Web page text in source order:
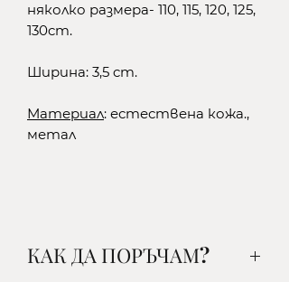
няколко размера- 110, 115, 120, 125,
130cm.
Ширина: 3,5 cm.
Материал: естествена кожа.,
метал
КАК ДА ПОРЪЧАМ?